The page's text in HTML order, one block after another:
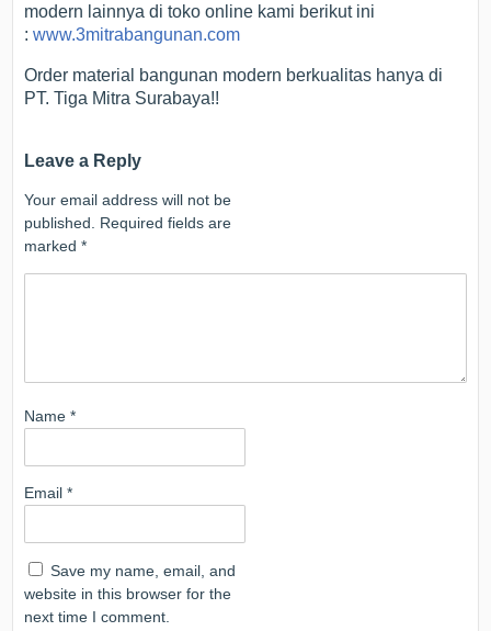
modern lainnya di toko online kami berikut ini
:www.3mitrabangunan.com
Order material bangunan modern berkualitas hanya di
PT. Tiga Mitra Surabaya!!
Leave a Reply
Your email address will not be
published. Required fields are
marked*
Name*
Email*
Save my name, email, and
website in this browser for the
next time I comment.